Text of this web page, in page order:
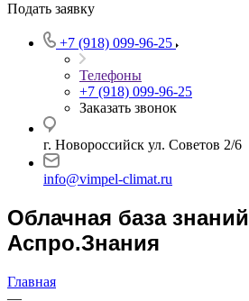
Подать заявку
+7 (918) 099-96-25
Телефоны
+7 (918) 099-96-25
Заказать звонок
г. Новороссийск ул. Советов 2/6
info@vimpel-climat.ru
Облачная база знаний
Аспро.Знания
Главная
—